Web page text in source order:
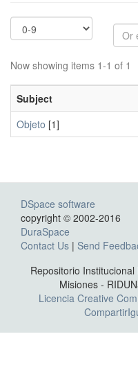
Now showing items 1-1 of 1
Subject
Objeto [1]
DSpace software
copyright © 2002-2016
DuraSpace
Contact Us | Send
Repositorio
Misiones -
Licencia Creative